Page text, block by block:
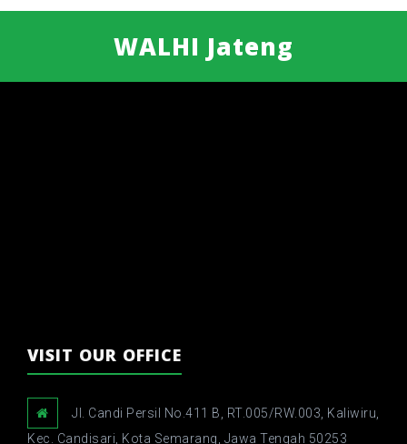
WALHI Jateng
VISIT OUR OFFICE
Jl. Candi Persil No.411 B, RT.005/RW.003, Kaliwiru,
Kec. Candisari, Kota Semarang, Jawa Tengah 50253